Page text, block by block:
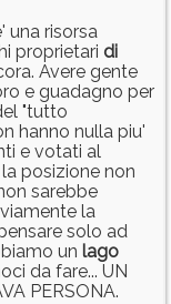
una risorsa
proprietari di
Avere gente
e guadagno per
"tutto
hanno nulla piu'
e votati al
posizione non
sarebbe
la
solo ad
un lago
da fare... UN
PERSONA.